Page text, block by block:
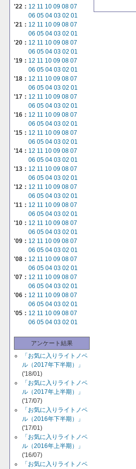
'22： 12 11 10 09 08 07
06 05 04 03 02 01
'21： 12 11 10 09 08 07
06 05 04 03 02 01
'20： 12 11 10 09 08 07
06 05 04 03 02 01
'19： 12 11 10 09 08 07
06 05 04 03 02 01
'18： 12 11 10 09 08 07
06 05 04 03 02 01
'17： 12 11 10 09 08 07
06 05 04 03 02 01
'16： 12 11 10 09 08 07
06 05 04 03 02 01
'15： 12 11 10 09 08 07
06 05 04 03 02 01
'14： 12 11 10 09 08 07
06 05 04 03 02 01
'13： 12 11 10 09 08 07
06 05 04 03 02 01
'12： 12 11 10 09 08 07
06 05 04 03 02 01
'11： 12 11 10 09 08 07
06 05 04 03 02 01
'10： 12 11 10 09 08 07
06 05 04 03 02 01
'09： 12 11 10 09 08 07
06 05 04 03 02 01
'08： 12 11 10 09 08 07
06 05 04 03 02 01
'07： 12 11 10 09 08 07
06 05 04 03 02 01
'06： 12 11 10 09 08 07
06 05 04 03 02 01
'05： 12 11 10 09 08 07
06 05 04 03 02 01
アンケート結果
「お気に入りライトノベ
ル（2017年下半期）」
('18/01)
「お気に入りライトノベ
ル（2017年上半期）」
('17/07)
「お気に入りライトノベ
ル（2016年下半期）」
('17/01)
「お気に入りライトノベ
ル（2016年上半期）」
('16/07)
「お気に入りライトノベ